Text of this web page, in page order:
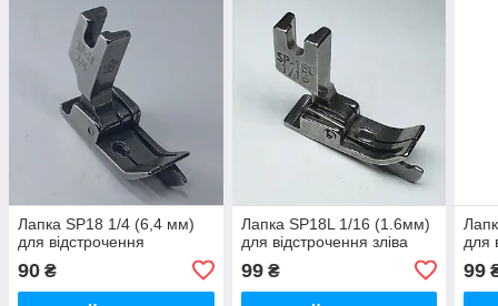
Лапка SP18 1/4 (6,4 мм)
для відстрочення
90 ₴
Лапка SP18L 1/16 (1.6мм)
для відстрочення зліва
99₴
для
99